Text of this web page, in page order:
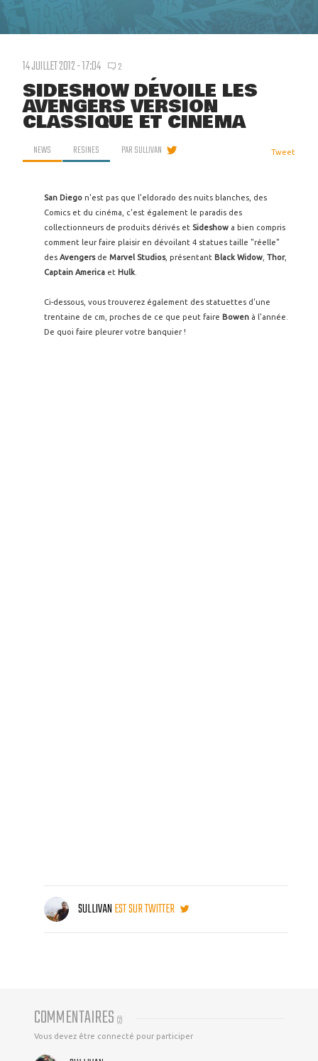
14 JUILLET 2012 - 17:04 2
SIDESHOW DÉVOILE LES
AVENGERS VERSION
CLASSIQUE ET CINÉMA
NEWS RESINES PARSULLIVAN Tweet
San Diego n'est pas que l'eldorado des nuits blanches, des
Comics et du cinéma, c'est également le paradis des
collectionneurs de produits dérivés et Sideshow a bien compris
comment leur faire plaisir en dévoilant 4 statues taille "réelle"
des Avengersde Marvel Studios, présentant Black Widow Thor,
Captain America et Hulk
Ci-dessous, vous trouverez également des statuettes d'une
trentaine de cm, proches de ce que peut faire Bowen à l'année.
De quoi faire pleurer votre banquier !
SULLIVANEST SUR TWITTER
COMMENTAIRES (2)
Vous devez être connecté pour participer